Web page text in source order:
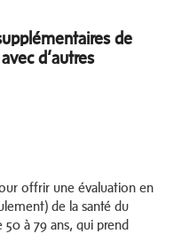
de
d’autres
offrir une évaluation en
de la santé du
à 79 ans, qui prend